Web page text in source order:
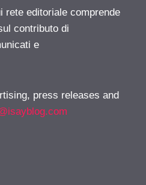
rete editoriale comprende
contributo di
e
press releases and